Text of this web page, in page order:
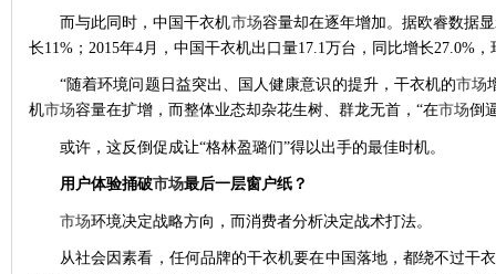
而与此同时，中国干衣机市场容量却在逐年增加。据欧睿数据
长11%；2015年4月，中国干衣机出口量17.1万台，同比增长27.0%
“随着环境问题日益突出、国人健康意识的提升，干衣机的市场
机市场容量在扩增，而整体业态却杂花生树、群龙无首，“在市场倒
或许，这反倒促成让“格林盈璐们”得以出手的最佳时机。
用户体验捅破市场最后一层窗户纸？
市场环境决定战略方向，而消费者分析决定战术打法。
从社会因素看，任何品牌的干衣机要在中国落地，都绕不过